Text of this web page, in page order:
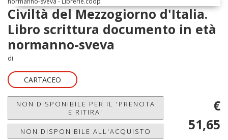
Civiltà del Mezzogiorno d'Italia.
Libro scrittura documento in età
normanno-sveva
di
CARTACEO
NON DISPONIBILE PER IL 'PRENOTA
E RITIRA'
NON DISPONIBILE ALL'ACQUISTO
€
51,65